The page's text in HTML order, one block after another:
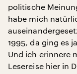
politische
habe mich
1995, da ging es
Und ich erinnere
Lesereise hier in